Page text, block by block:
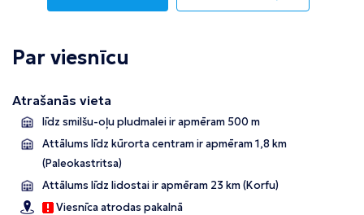
Par viesnīcu
Atrašanās vieta
līdz smilšu-oļu pludmalei ir apmēram 500 m
Attālums līdz kūrorta centram ir apmēram 1,8 km
(Paleokastritsa)
Attālums līdz lidostai ir apmēram 23 km (Korfu)
Viesnīca atrodas pakalnā